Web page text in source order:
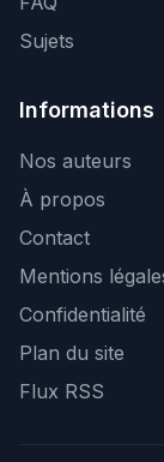
Sujets
Informations
Nos auteurs
À propos
Contact
Mentions
Confidentialité
Plan du site
Flux RSS